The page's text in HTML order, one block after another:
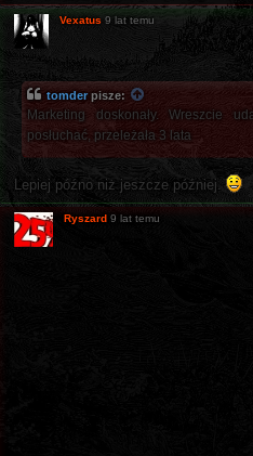
Vexatus 9 lat temu
tomderpisze:
Marketing doskonały. Wreszcie
posłuchać, przeleżała 3 lata
Lepiej późno niż jeszcze później.
Ryszard 9 lat temu